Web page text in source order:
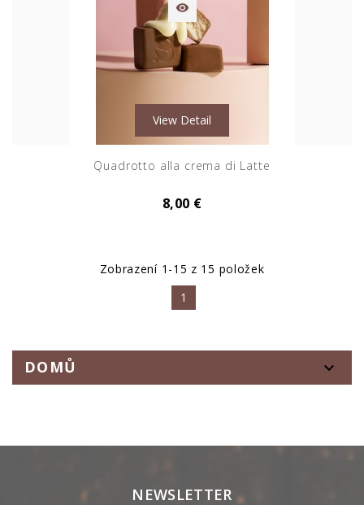

View Detail
Quadrotto alla crema di Latte
8,00 €
Zobrazení 1-15 z 15 položek
1
DOMŮ 
NEWSLETTER